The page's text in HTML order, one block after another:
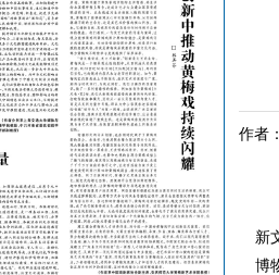
作者
新
博